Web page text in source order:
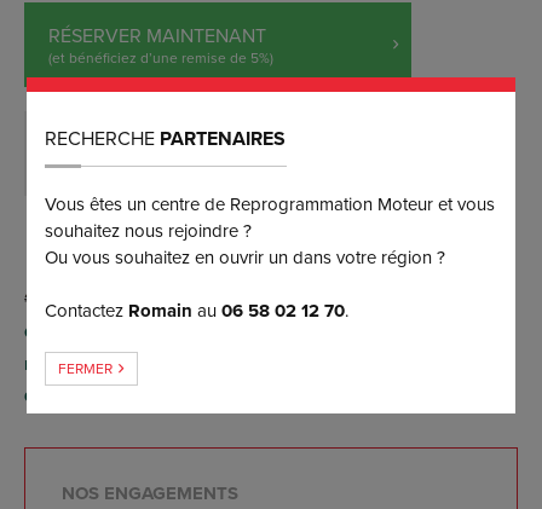
RÉSERVER MAINTENANT
(et bénéficiez d’une remise de 5%)
DEMANDER PLUS D’INFORMATIONS
Conversion possible FlexFuel E85 par reprogrammation
moteur (sans aucun boîtier), contactez-nous pour plus
d'informations.
NOS ENGAGEMENTS
RECHERCHE PARTENAIRES
Vous êtes un centre de Reprogrammation Moteur et vous
souhaitez nous rejoindre ?
Ou vous souhaitez en ouvrir un dans votre région ?
Contactez Romain au06 58 02 12 70.
FERMER